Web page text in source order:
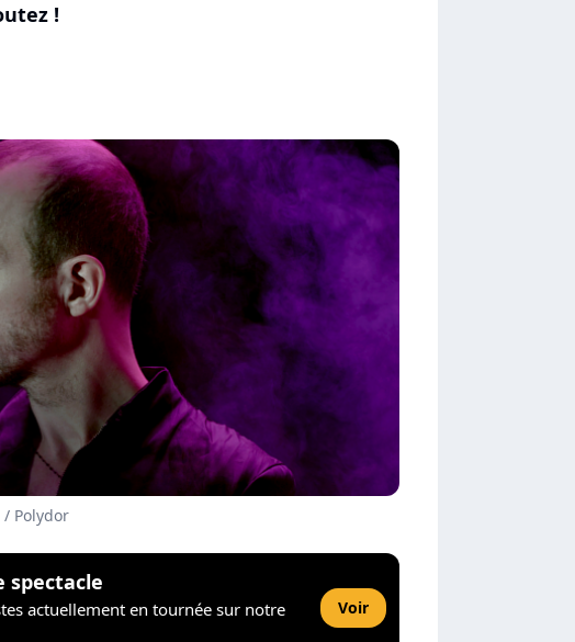
!
Polydor
spectacle
actuellement en tournée sur notre
Voir